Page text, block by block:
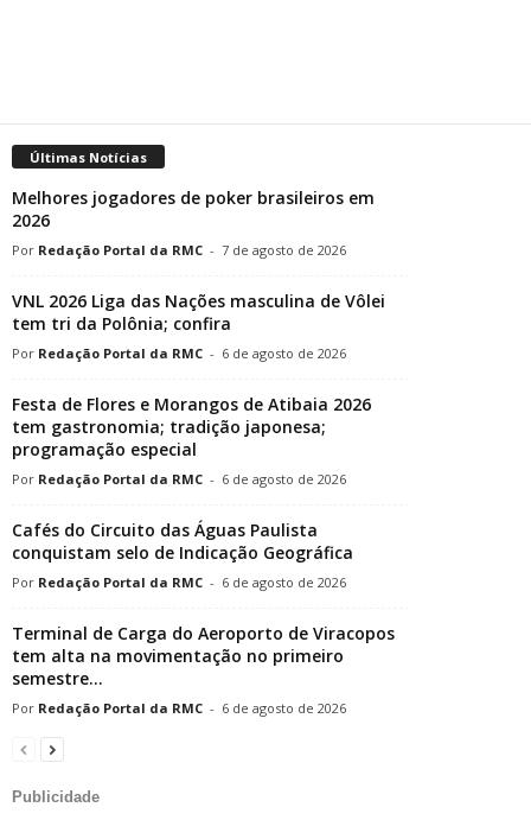
Últimas Notícias
Melhores jogadores de poker brasileiros em
2026
Redação Portal da RMC - 7 de agosto de 2026
VNL 2026 Liga das Nações masculina de Vôlei
tem tri da Polônia; confira
Redação Portal da RMC - 6 de agosto de 2026
Festa de Flores e Morangos de Atibaia 2026
tem gastronomia; tradição japonesa;
programação especial
Redação Portal da RMC - 6 de agosto de 2026
Cafés do Circuito das Águas Paulista
conquistam selo de Indicação Geográfica
Redação Portal da RMC - 6 de agosto de 2026
Terminal de Carga do Aeroporto de Viracopos
tem alta na movimentação no primeiro
semestre...
Redação Portal da RMC - 6 de agosto de 2026
Publicidade